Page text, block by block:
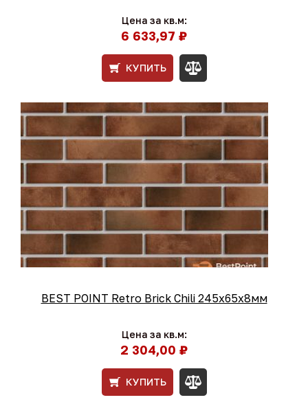
Цена за кв.м:
6 633,97 ₽
КУПИТЬ
BEST POINT Retro Brick Chili 245x65x8мм
Цена за кв.м:
2 304,00 ₽
КУПИТЬ